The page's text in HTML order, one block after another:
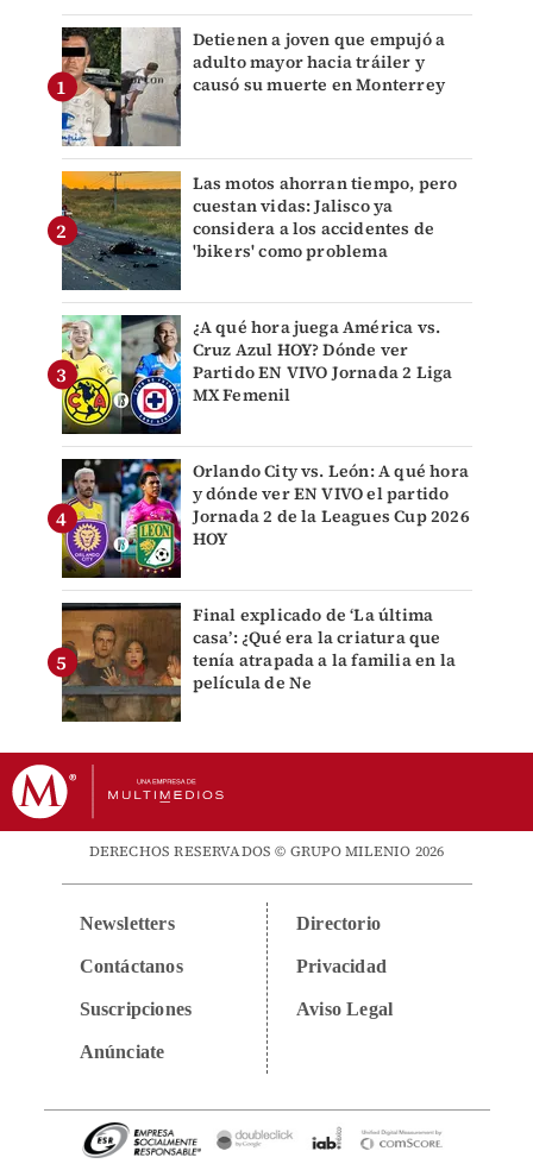
Detienen a joven que empujó a
adulto mayor hacia tráiler y
causó su muerte en Monterrey
Las motos ahorran tiempo, pero
cuestan vidas: Jalisco ya
considera a los accidentes de
'bikers' como problema
¿A qué hora juega América vs.
Cruz Azul HOY? Dónde ver
Partido EN VIVO Jornada 2 Liga
MX Femenil
Orlando City vs. León: A qué hora
y dónde ver EN VIVO el partido
Jornada 2 de la Leagues Cup 2026
HOY
Final explicado de ‘La última
casa’: ¿Qué era la criatura que
tenía atrapada a la familia en la
película de Ne
DERECHOS RESERVADOS © GRUPO MILENIO 2026
Newsletters
Contáctanos
Suscripciones
Anúnciate
Directorio
Privacidad
Aviso Legal